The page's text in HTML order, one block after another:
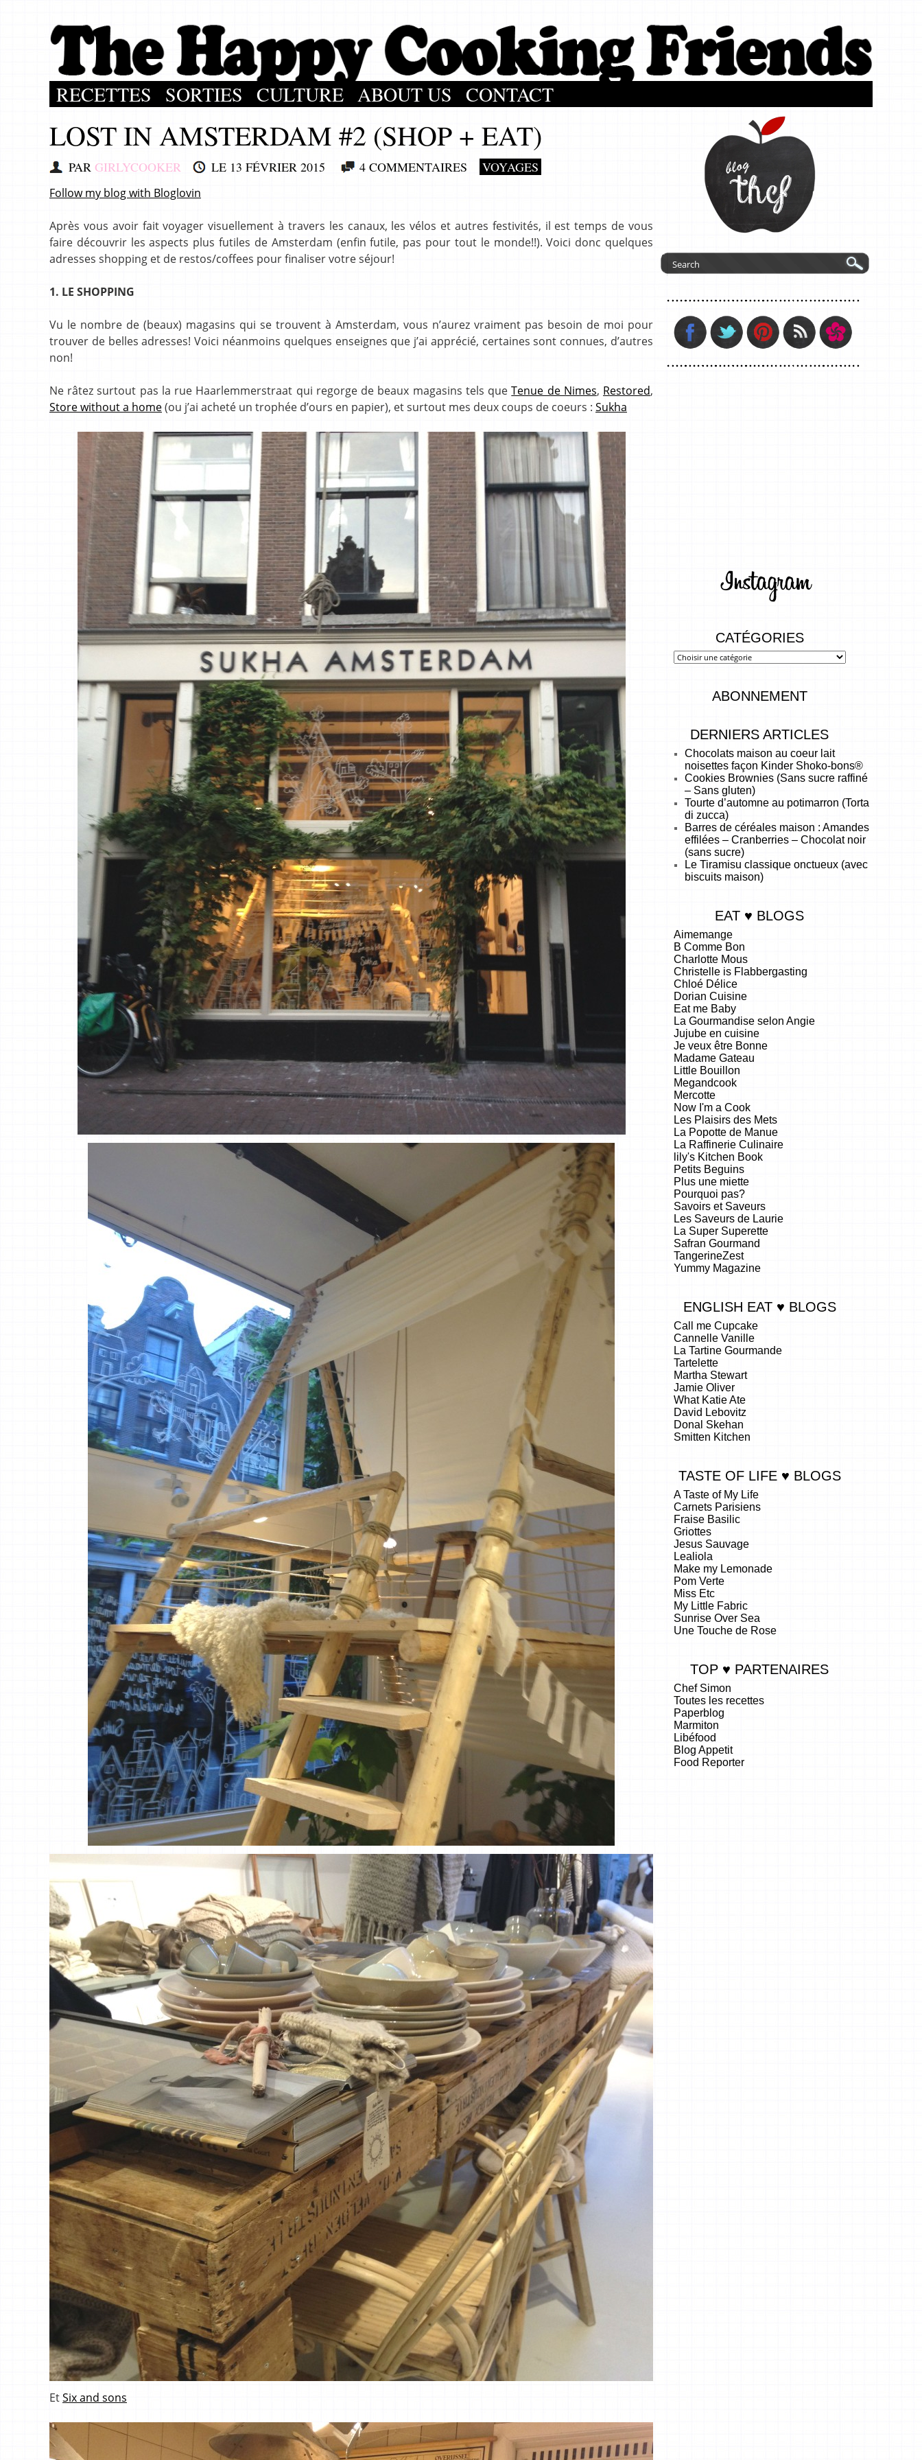
RECETTES SORTIES CULTURE ABOUT US CONTACT
LOST IN AMSTERDAM #2 (SHOP + EAT)
PAR GIRLYCOOKER LE 13 FÉVRIER 2015 4 COMMENTAIRES VOYAGES
Follow my blog with Bloglovin
Après vous avoir fait voyager visuellement à travers les canaux, les vélos et autres festivités, il est temps de vous
faire découvrir les aspects plus futiles de Amsterdam (enfin futile, pas pour tout le monde!!). Voici donc quelques
adresses shopping et de restos/coffees pour finaliser votre séjour!
1. LE SHOPPING
Vu le nombre de (beaux) magasins qui se trouvent à Amsterdam, vous n’aurez vraiment pas besoin de moi pour
trouver de belles adresses! Voici néanmoins quelques enseignes que j’ai apprécié, certaines sont connues, d’autres
non!
Ne râtez surtout pas la rue Haarlemmerstraat qui regorge de beaux magasins tels queTenue de Nimes, Restored,
Store without a home(ou j’ai acheté un trophée d’ours en papier), et surtout mes deux coups de coeurs : Sukha
EtSix and sons
CATÉGORIES
ABONNEMENT
DERNIERS ARTICLES
Chocolats maison au coeur lait
noisettes façon Kinder Shoko-bons®
Cookies Brownies (Sans sucre raffiné
– Sans gluten)
Tourte d’automne au potimarron (Torta
di zucca)
Barres de céréales maison : Amandes
effilées – Cranberries – Chocolat noir
(sans sucre)
Le Tiramisu classique onctueux (avec
biscuits maison)
EAT ♥ BLOGS
Aimemange
B Comme Bon
Charlotte Mous
Christelle is Flabbergasting
Chloé Délice
Dorian Cuisine
Eat me Baby
La Gourmandise selon Angie
Jujube en cuisine
Je veux être Bonne
Madame Gateau
Little Bouillon
Megandcook
Mercotte
Now I'm a Cook
Les Plaisirs des Mets
La Popotte de Manue
La Raffinerie Culinaire
lily's Kitchen Book
Petits Beguins
Plus une miette
Pourquoi pas?
Savoirs et Saveurs
Les Saveurs de Laurie
La Super Superette
Safran Gourmand
TangerineZest
Yummy Magazine
ENGLISH EAT ♥ BLOGS
Call me Cupcake
Cannelle Vanille
La Tartine Gourmande
Tartelette
Martha Stewart
Jamie Oliver
What Katie Ate
David Lebovitz
Donal Skehan
Smitten Kitchen
TASTE OF LIFE ♥ BLOGS
A Taste of My Life
Carnets Parisiens
Fraise Basilic
Griottes
Jesus Sauvage
Lealiola
Make my Lemonade
Pom Verte
Miss Etc
My Little Fabric
Sunrise Over Sea
Une Touche de Rose
TOP ♥ PARTENAIRES
Chef Simon
Toutes les recettes
Paperblog
Marmiton
Libéfood
Blog Appetit
Food Reporter